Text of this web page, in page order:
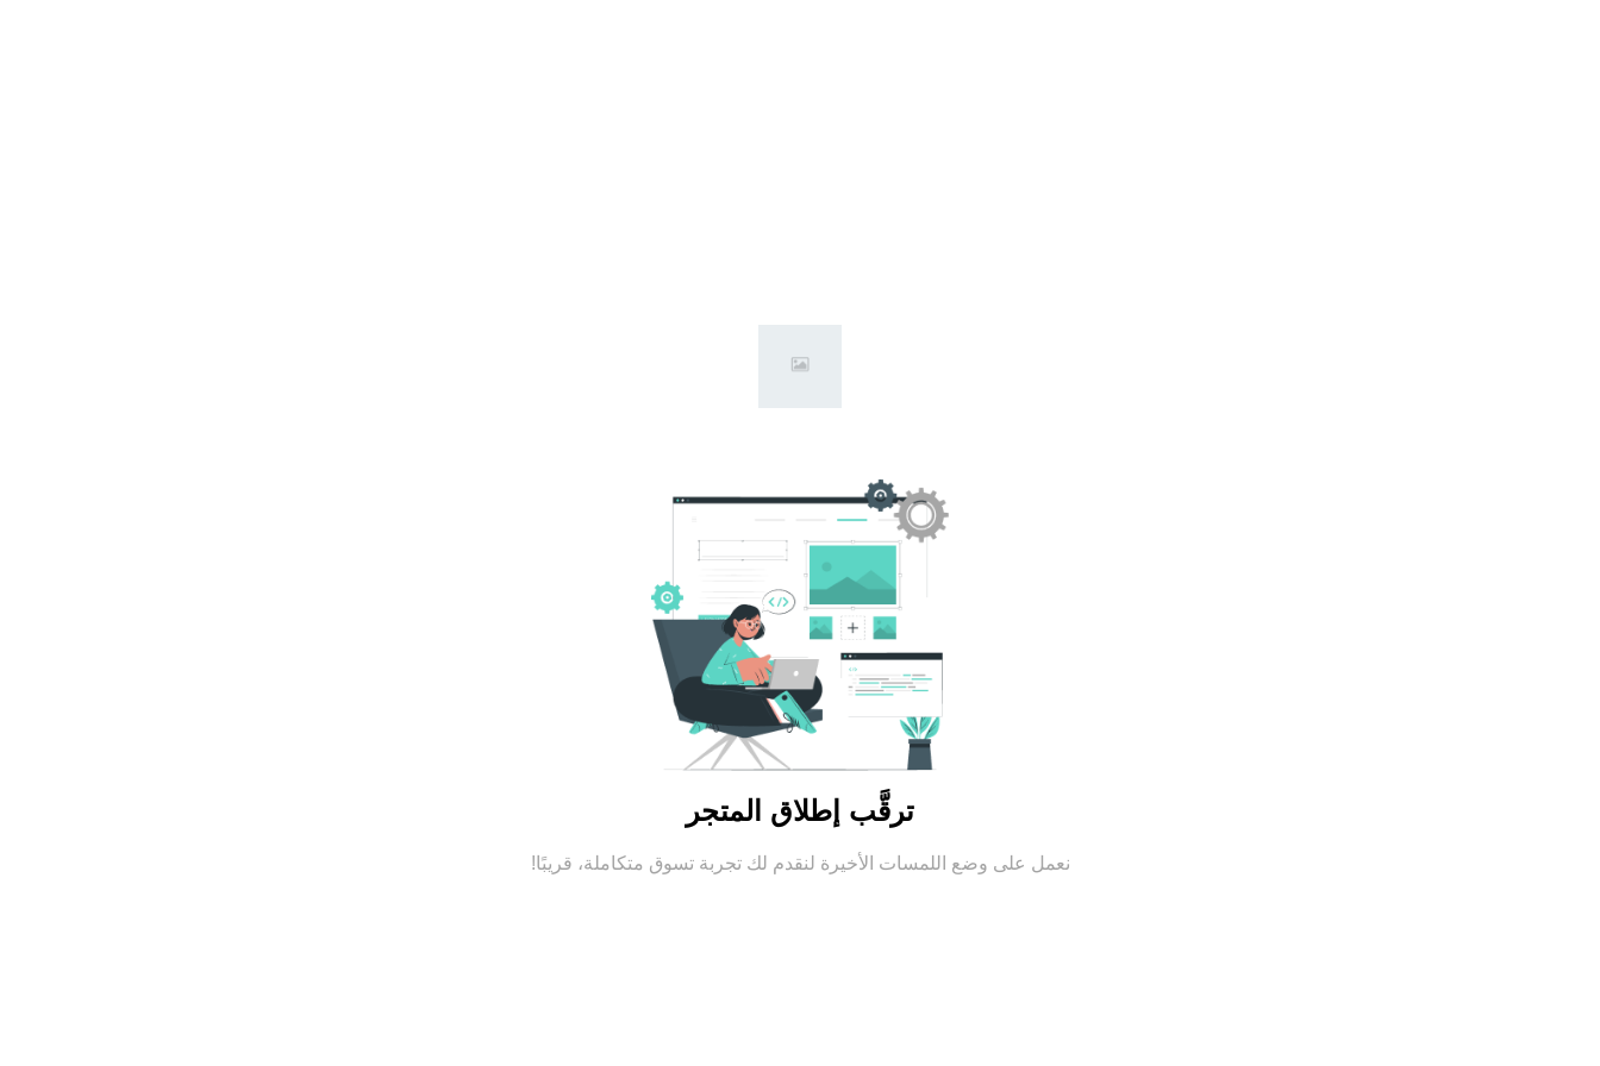
ترقَّب إطلاق المتجر
نعمل على وضع اللمسات الأخيرة لنقدم لك تجربة تسوق متكاملة، قريبًا!